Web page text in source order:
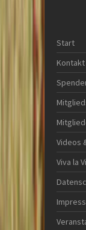
Start
Kontakt
Videos
Viva la